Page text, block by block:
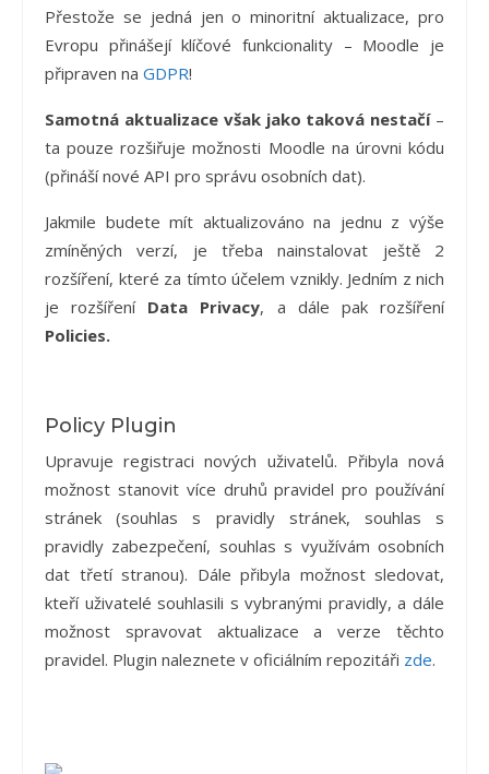
Přestože se jedná jen o minoritní aktualizace, pro
Evropu přinášejí klíčové funkcionality – Moodle je
připraven na GDPR!
Samotná aktualizace však jako taková nestačí–
ta pouze rozšiřuje možnosti Moodle na úrovni kódu
(přináší nové API pro správu osobních dat).
Jakmile budete mít aktualizováno na jednu z výše
zmíněných verzí, je třeba nainstalovat ještě 2
rozšíření, které za tímto účelem vznikly. Jedním z nich
je rozšíření Data Privacy, a dále pak rozšíření
Policies.
Policy Plugin
Upravuje registraci nových uživatelů. Přibyla nová
možnost stanovit více druhů pravidel pro používání
stránek (souhlas s pravidly stránek, souhlas s
pravidly zabezpečení, souhlas s využívám osobních
dat třetí stranou). Dále přibyla možnost sledovat,
kteří uživatelé souhlasili s vybranými pravidly, a dále
možnost spravovat aktualizace a verze těchto
pravidel. Plugin naleznete v oficiálním repozitáři zde.